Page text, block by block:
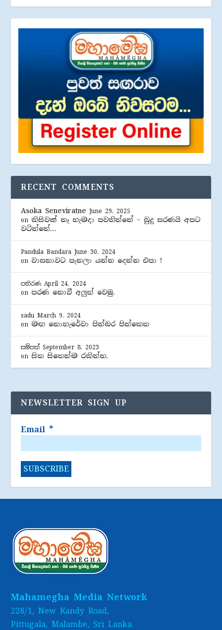
RECENT COMMENTS
Asoka Seneviratne June 29, 2025
on කිසිවක් නෑ හැමදා පවතින්නේ – බුදු සරණයි අපට
වටින්නේ…
Pandula Bandara June 30, 2024
on වාසනාවට පැනලා යන්න දෙන්න එපා !
පතිරණ April 24, 2024
on පරණ නොවී අලුත් වෙමු.
sadu March 9, 2024
on මඟ නොහැරේවා පින්බර පින්කෙත
සම්පත් September 8, 2023
onසිත සිතෙන්ම රකින්න.
NEWSLETTER SIGN UP
Email *
Mahamegha Media Network
228/1, New Kandy Road,
Pittugala, Malambe, Sri Lanka.